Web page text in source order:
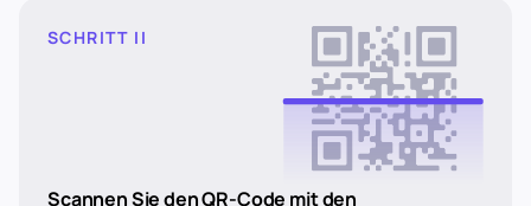
SCHRITT II
Scannen Sie den QR-Code mit den